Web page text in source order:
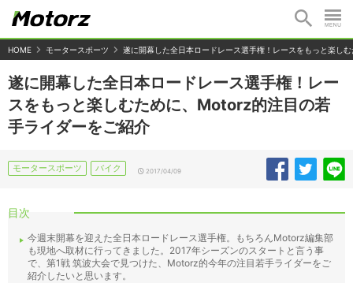
HOME モータースポーツ 遂に開幕した全日本ロードレース選手権！レースをもっと楽し
遂に開幕した全日本ロードレース選手権！レー
スをもっと楽しむために、Motorz的注目の若
手ライダーをご紹介
モータースポーツ バイク 2017/04/09
目次
今週末開幕を迎えた全日本ロードレース選手権。もちろんMotorz編集部
も現地へ取材に行ってきました。2017年シーズンのスタートと言う事
で、第1戦 筑波大会で見つけた、Motorz的今年の注目若手ライダーをご
紹介したいと思います。